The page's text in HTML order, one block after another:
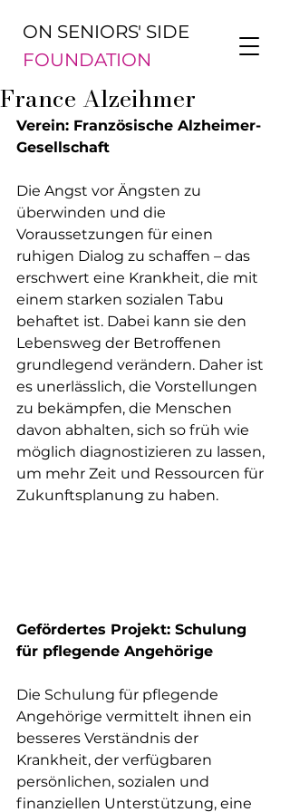
ON SENIORS' SIDE
FOUNDATION
France Alzeihmer
Verein: Französische Alzheimer-
Gesellschaft
Die Angst vor Ängsten zu
überwinden und die
Voraussetzungen für einen
ruhigen Dialog zu schaffen – das
erschwert eine Krankheit, die mit
einem starken sozialen Tabu
behaftet ist. Dabei kann sie den
Lebensweg der Betroffenen
grundlegend verändern. Daher ist
es unerlässlich, die Vorstellungen
zu bekämpfen, die Menschen
davon abhalten, sich so früh wie
möglich diagnostizieren zu lassen,
um mehr Zeit und Ressourcen für
Zukunftsplanung zu haben.
Gefördertes Projekt: Schulung
für pflegende Angehörige
Die Schulung für pflegende
Angehörige vermittelt ihnen ein
besseres Verständnis der
Krankheit, der verfügbaren
persönlichen, sozialen und
finanziellen Unterstützung, eine